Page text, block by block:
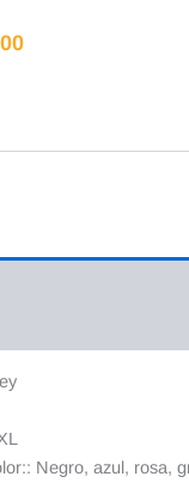
Negro, azul, rosa,